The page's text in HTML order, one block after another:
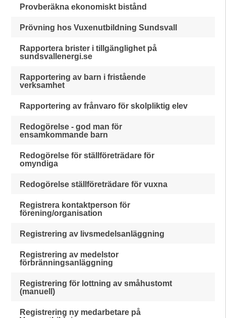
Provberäkna ekonomiskt bistånd
Prövning hos Vuxenutbildning Sundsvall
Rapportera brister i tillgänglighet på
sundsvallenergi.se
Rapportering av barn i fristående
verksamhet
Rapportering av frånvaro för skolpliktig elev
Redogörelse - god man för
ensamkommande barn
Redogörelse för ställföreträdare för
omyndiga
Redogörelse ställföreträdare för vuxna
Registrera kontaktperson för
förening/organisation
Registrering av livsmedelsanläggning
Registrering av medelstor
förbränningsanläggning
Registrering för lottning av småhustomt
(manuell)
Registrering ny medarbetare på